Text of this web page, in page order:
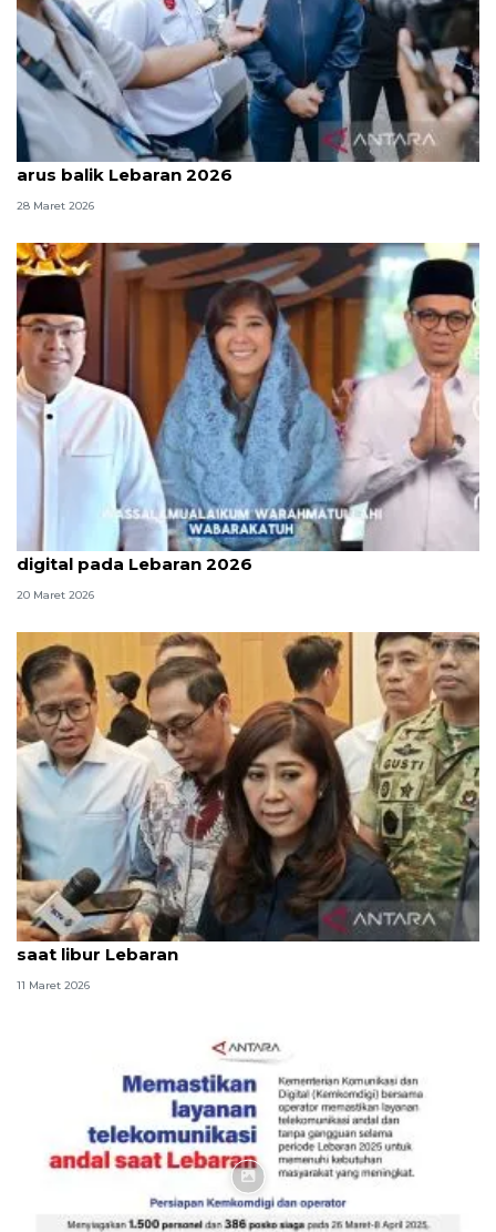
Kemkomdigi pastikan jaringan tetap stabil saat
arus balik Lebaran 2026
28 Maret 2026
Kemkomdigi gaungkan kebersamaan jaga ruang
digital pada Lebaran 2026
20 Maret 2026
Menkomdigi minta orang tua kurangi gadget anak
saat libur Lebaran
11 Maret 2026